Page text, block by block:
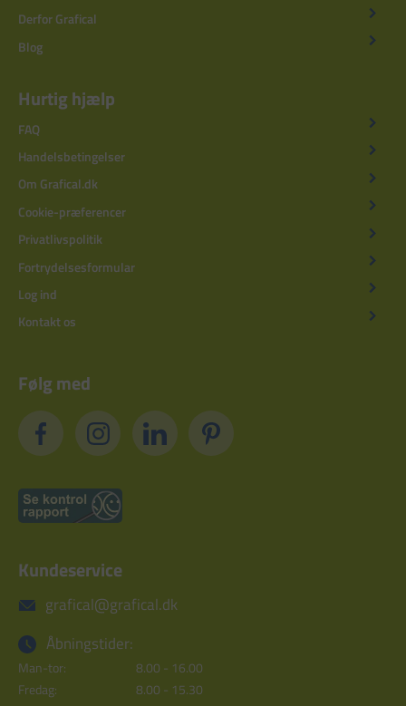
Derfor Grafical
Blog
Hurtig hjælp
FAQ
Handelsbetingelser
Om Grafical.dk
Cookie-præferencer
Privatlivspolitik
Fortrydelsesformular
Log ind
Kontakt os
Følg med
Kundeservice
grafical@grafical.dk
Åbningstider:
Man-tor:
8.00 - 16.00
Fredag:
8.00 - 15.30